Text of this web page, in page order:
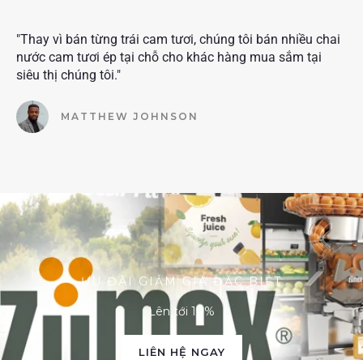
"Thay vì bán từng trái cam tươi, chúng tôi bán nhiều chai
nước cam tươi ép tại chỗ cho khác hàng mua sắm tại
siêu thị chúng tôi."
MATTHEW JOHNSON
ƯU ĐÃI GIẢM GIÁ ĐẶC BIỆT
Lên tới 10%
LIÊN HỆ NGAY